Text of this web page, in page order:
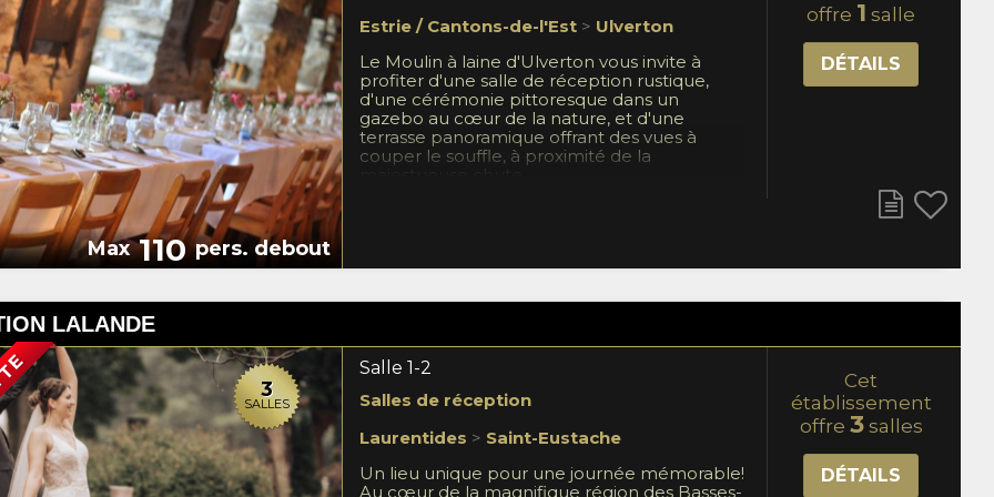
Max110pers. debout
Estrie / Cantons-de-l'Est> Ulverton
Le Moulin à laine d'Ulverton vous invite à
profiter d'une salle de réception rustique,
d'une cérémonie pittoresque dans un
gazebo au cœur de la nature, et d'une
terrasse panoramique offrant des vues à
couper le souffle, à proximité de la
majestueuse chute
offre 1 salle
DÉTAILS
LALANDE
3
SALLES
Salle 1-2
Salles de réception
Laurentides > Saint-Eustache
Un lieu unique pour une journée mémorable!
Au cœur de la magnifique région des Basses-
Cet
établissement
offre 3salles
DÉTAILS